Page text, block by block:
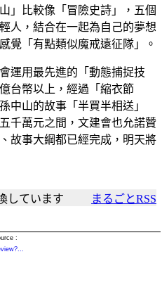
」比較像「冒險史詩」，五個
人，結合在一起為自己的夢想
覺「有點類似魔戒遠征隊」。
運用最先進的「動態捕捉技
台幣以上，經過「縮衣節
中山的故事「半買半相送」
千萬元之間，文建會也允諾贊
故事大綱都已經完成，明天將
しています まるごとRSS
: